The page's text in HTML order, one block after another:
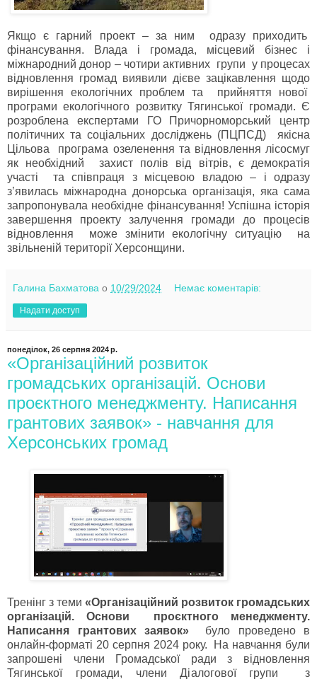
Якщо є гарний проект – за ним одразу приходить
фінансування. Влада і громада, місцевий бізнес і
міжнародний донор – чотири активних групи у процесах
відновлення громад виявили дієве зацікавлення щодо
вирішення екологічних проблем та прийняття нової
програми екологічного розвитку Тягинської громади. Є
розроблена експертами ГО Причорноморський центр
політичних та соціальних досліджень (ПЦПСД) якісна
Цільова програма озеленення та відновлення лісосмуг
як необхідний захист полів від вітрів, є демократія
участі та співпраця з місцевою владою – і одразу
з’явилась міжнародна донорська організація, яка сама
запропонувала необхідне фінансування! Успішна історія
завершення проекту залучення громади до процесів
відновлення може змінити екологічну ситуацію на
звільненій території Херсонщини.
Галина Бахматова о 10/29/2024 Немає коментарів:
Надати доступ
понеділок, 26 серпня 2024 р.
«Організаційний розвиток
громадських організацій. Основи
проєктного менеджменту. Написання
грантових заявок» - навчання для
Херсонських громад
Тренінг з теми «Організаційний розвиток громадських
організацій. Основи проєктного менеджменту.
Написання грантових заявок»
було проведено в
онлайн-форматі 20 серпня 2024 року. На навчання були
запрошені члени Громадської ради з відновлення
Тягинської громади, члени Діалогової групи з